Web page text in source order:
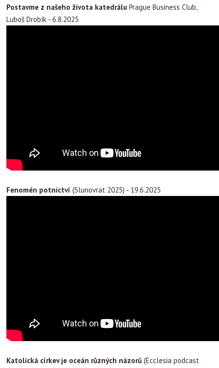
Postavme z našeho života katedrálu Prague Business Club,
Luboš Drobík - 6.8.2025
Fenomén potnictví (Slunovrat 2025) - 19.6.2025
Katolická církev je oceán různých názorů (Ecclesia podcast